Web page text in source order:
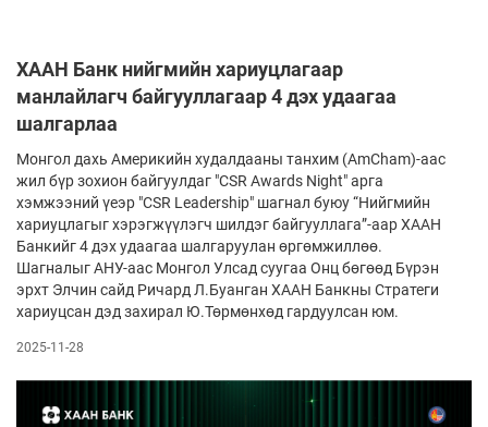
ХААН Банк нийгмийн хариуцлагаар
манлайлагч байгууллагаар 4 дэх удаагаа
шалгарлаа
Монгол дахь Америкийн худалдааны танхим (AmCham)-аас
жил бүр зохион байгуулдаг "CSR Awards Night" арга
хэмжээний үеэр "CSR Leadership" шагнал буюу “Нийгмийн
хариуцлагыг хэрэгжүүлэгч шилдэг байгууллага”-аар ХААН
Банкийг 4 дэх удаагаа шалгаруулан өргөмжиллөө.
Шагналыг АНУ-аас Монгол Улсад суугаа Онц бөгөөд Бүрэн
эрхт Элчин сайд Ричард Л.Буанган ХААН Банкны Стратеги
хариуцсан дэд захирал Ю.Төрмөнхөд гардуулсан юм.
2025-11-28